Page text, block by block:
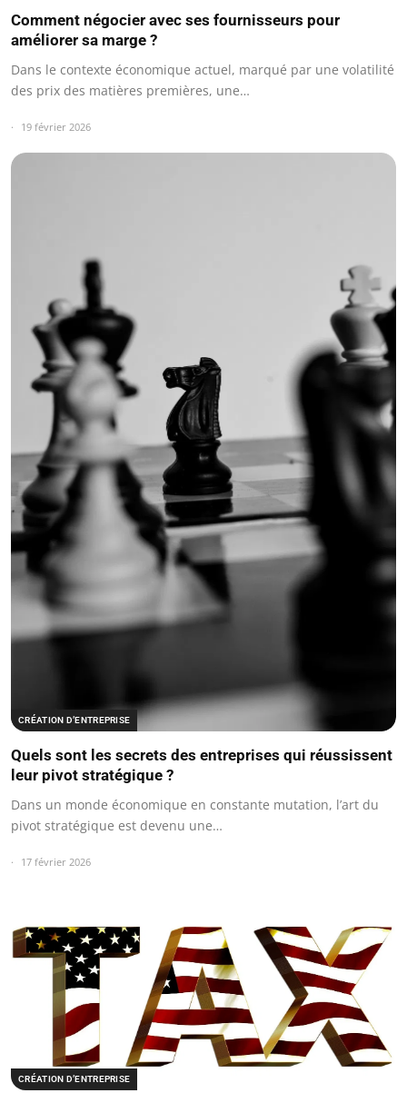
Comment négocier avec ses fournisseurs pour
améliorer sa marge ?
Dans le contexte économique actuel, marqué par une volatilité
des prix des matières premières, une…
19 février 2026
CRÉATION D’ENTREPRISE
Quels sont les secrets des entreprises qui réussissent
leur pivot stratégique ?
Dans un monde économique en constante mutation, l’art du
pivot stratégique est devenu une…
17 février 2026
CRÉATION D’ENTREPRISE